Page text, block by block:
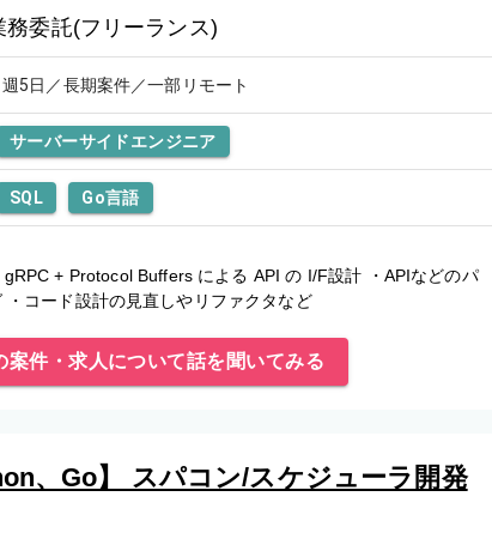
務委託(フリーランス)
週5日／長期案件／一部リモート
サーバーサイドエンジニア
SQL Go言語
gRPC + Protocol Buffers による API の I/F設計 ・APIなどのパ
コード設計の見直しやリファクタなど
案件・求人について話を聞いてみる
、Go】 スパコン/スケジューラ開発